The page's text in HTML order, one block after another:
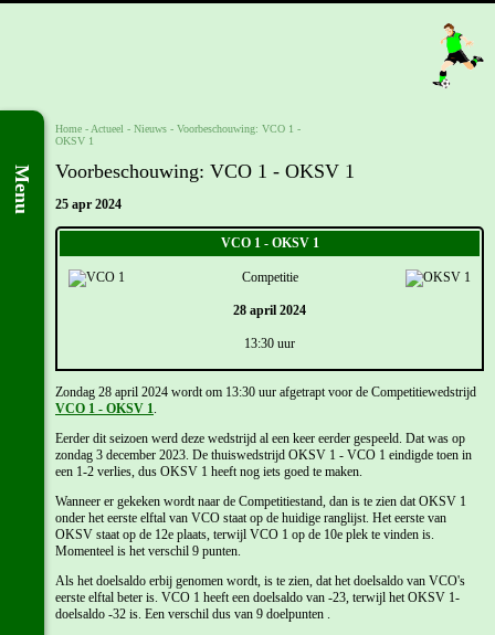
Menu
Home - Actueel - Nieuws - Voorbeschouwing: VCO 1 -
OKSV 1
Voorbeschouwing: VCO 1 - OKSV 1
25 apr 2024
VCO 1 - OKSV 1
Competitie
28 april 2024
13:30 uur
Zondag 28 april 2024 wordt om 13:30 uur afgetrapt voor de Competitiewedstrijd
VCO 1 - OKSV 1.
Eerder dit seizoen werd deze wedstrijd al een keer eerder gespeeld. Dat was op
zondag 3 december 2023. De thuiswedstrijd OKSV 1 - VCO 1 eindigde toen in
een 1-2 verlies, dus OKSV 1 heeft nog iets goed te maken.
Wanneer er gekeken wordt naar de Competitiestand, dan is te zien dat OKSV 1
onder het eerste elftal van VCO staat op de huidige ranglijst. Het eerste van
OKSV staat op de 12e plaats, terwijl VCO 1 op de 10e plek te vinden is.
Momenteel is het verschil 9 punten.
Als het doelsaldo erbij genomen wordt, is te zien, dat het doelsaldo van VCO's
eerste elftal beter is. VCO 1 heeft een doelsaldo van -23, terwijl het OKSV 1-
doelsaldo -32 is. Een verschil dus van 9 doelpunten .